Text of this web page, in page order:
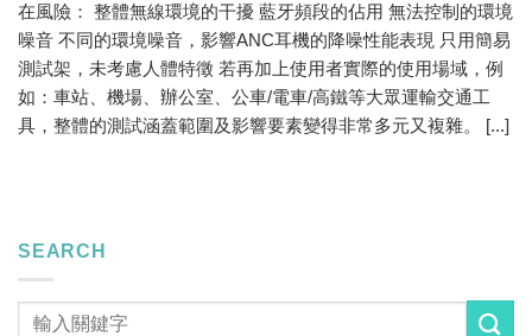
在風險： 整體無線環境的干擾 藍牙頻段的佔用 無法控制的環境
噪音 不同的環境噪音，影響ANC耳機的降噪性能表現 只用簡易
測試架，未考慮人體特徵 若再加上使用者實際的使用場域，例
如：車站、機場、辦公室、公車/電車/高鐵等大眾運輸交通工
具，整體的測試涵蓋範圍及影響要素變得非常多元又複雜。 [...]
SEARCH